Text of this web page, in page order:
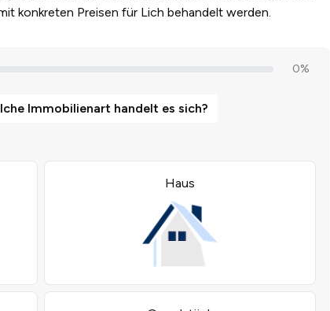
konkreten Preisen für Lich behandelt werden.